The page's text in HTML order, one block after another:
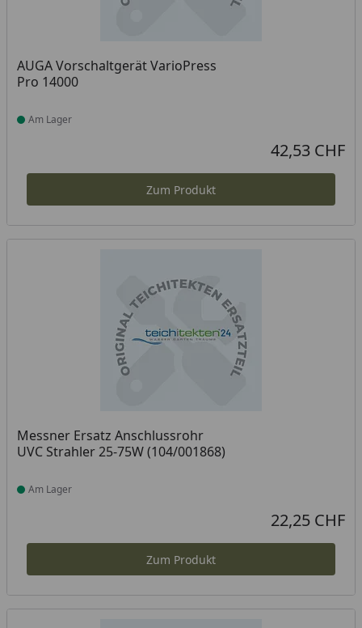
AUGA Vorschaltgerät VarioPress
Pro 14000
Produkt am Lager
Am Lager
Aktueller Preis
42,53 CHF
Zum Produkt
Messner Ersatz Anschlussrohr
UVC Strahler 25-75W (104/001868)
Produkt am Lager
Am Lager
Aktueller Preis
22,25 CHF
Zum Produkt